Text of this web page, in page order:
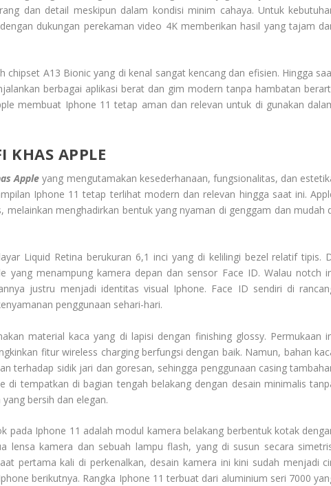
dan detail meskipun dalam kondisi minim cahaya. Untuk
dukungan perekaman video 4K memberikan hasil yang tajam
chipset A13 Bionic yang di kenal sangat kencang dan efisien. Hingga
berbagai aplikasi berat dan gim modern tanpa hambatan
membuat Iphone 11 tetap aman dan relevan untuk di gunakan
KHAS APPLE
Apple yang mengutamakan kesederhanaan, fungsionalitas, dan
Iphone 11 tetap terlihat modern dan relevan hingga saat ini.
menghadirkan bentuk yang nyaman di genggam dan mudah
Liquid Retina berukuran 6,1 inci yang di kelilingi bezel relatif tipis.
yang menampung kamera depan dan sensor Face ID. Walau notch
justru menjadi identitas visual Iphone. Face ID sendiri di
penggunaan sehari-hari.
material kaca yang di lapisi dengan finishing glossy. Permukaan
fitur wireless charging berfungsi dengan baik. Namun, bahan
terhadap sidik jari dan goresan, sehingga penggunaan casing
di tempatkan di bagian tengah belakang dengan desain minimalis
bersih dan elegan.
pada Iphone 11 adalah modul kamera belakang berbentuk kotak
lensa kamera dan sebuah lampu flash, yang di susun secara
pertama kali di perkenalkan, desain kamera ini kini sudah menjadi
berikutnya. Rangka Iphone 11 terbuat dari aluminium seri 7000